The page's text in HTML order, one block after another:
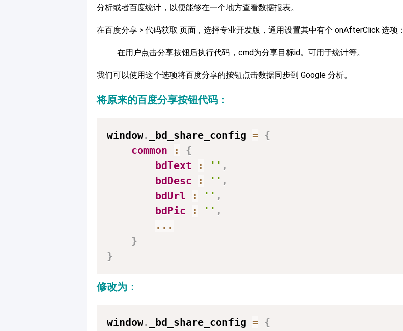
分析或者百度统计，以便能够在一个地方查看数据报表。
在百度分享 > 代码获取 页面，选择专业开发版，通用设置其中有个 onAfterClick 选项：
在用户点击分享按钮后执行代码，cmd为分享目标id。可用于统计等。
我们可以使用这个选项将百度分享的按钮点击数据同步到 Google 分析。
将原来的百度分享按钮代码：
window. _bd_share_config = {
common
:
{
bdText
: '' ,
bdDesc
: '' ,
bdUrl
: '' ,
bdPic
: '' ,
...
}
}
修改为：
window. _bd_share_config = {